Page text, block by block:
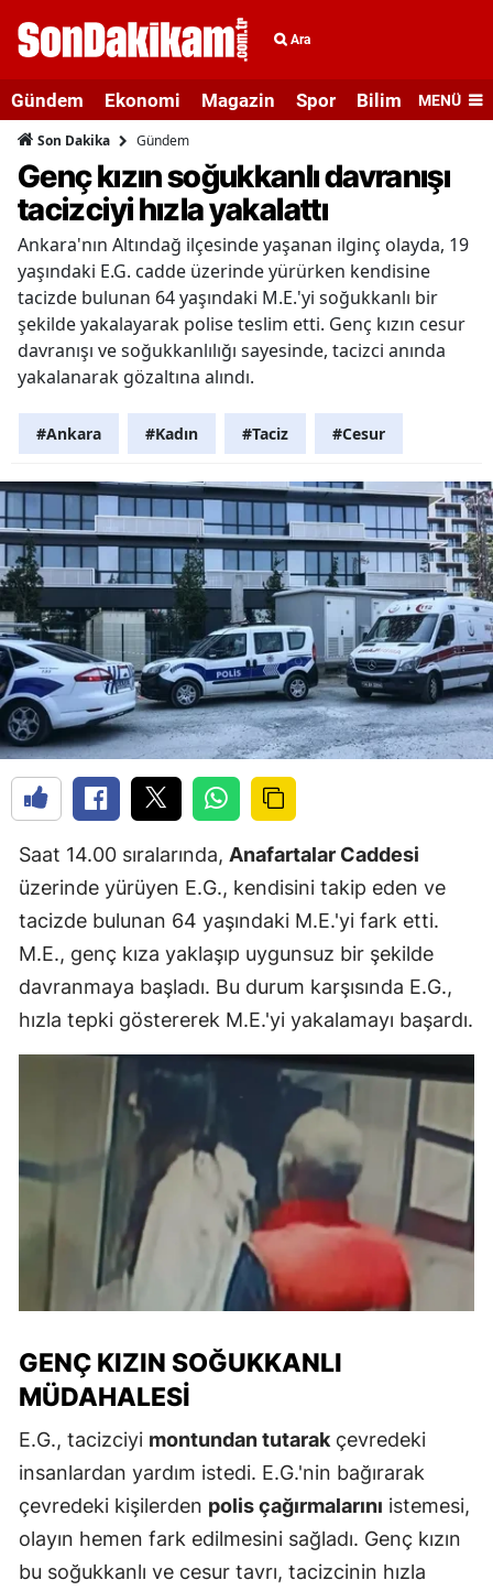
Ara
Gündem Ekonomi Magazin Spor Bilim veMENÜ
Son Dakika Gündem
Genç kızın soğukkanlı davranışı
tacizciyi hızla yakalattı
Ankara'nın Altındağ ilçesinde yaşanan ilginç olayda, 19
yaşındaki E.G. cadde üzerinde yürürken kendisine
tacizde bulunan 64 yaşındaki M.E.'yi soğukkanlı bir
şekilde yakalayarak polise teslim etti. Genç kızın cesur
davranışı ve soğukkanlılığı sayesinde, tacizci anında
yakalanarak gözaltına alındı.
#Ankara #Kadın #Taciz #Cesur
Saat 14.00 sıralarında, Anafartalar Caddesi
üzerinde yürüyen E.G., kendisini takip eden ve
tacizde bulunan 64 yaşındaki M.E.'yi fark etti.
M.E., genç kıza yaklaşıp uygunsuz bir şekilde
davranmaya başladı. Bu durum karşısında E.G.,
hızla tepki göstererek M.E.'yi yakalamayı başardı.
GENÇ KIZIN SOĞUKKANLI
MÜDAHALESI
E.G., tacizciyi montundan tutarak çevredeki
insanlardan yardım istedi. E.G.'nin bağırarak
çevredeki kişilerden polis çağırmalarını istemesi,
olayın hemen fark edilmesini sağladı. Genç kızın
bu soğukkanlı ve cesur tavrı, tacizcinin hızla